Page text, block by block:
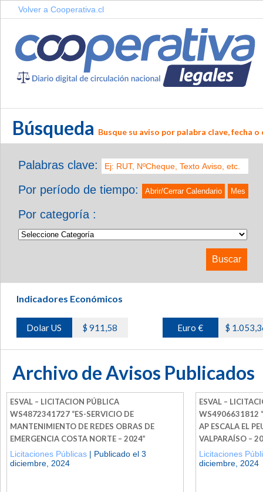
Volver a Cooperativa.cl
Búsqueda Busque su aviso por palabra clave, fecha
Palabras clave:
Por período de tiempo:
Abrir/Cerrar Calendario Mes
Por categoría :
Indicadores Económicos
Dolar US $ 911,58 Euro € $
Archivo de Avisos Publicados
ESVAL – LICITACION PÚBLICA
WS4872341727 “ES-SERVICIO DE
MANTENIMIENTO DE REDES OBRAS DE
EMERGENCIA COSTA NORTE – 2024”
Licitaciones Públicas | Publicado el 3
diciembre, 2024
ESVAL –
WS4906631812
AP ESCALA EL
VALPARAÍSO –
Licitaciones
diciembre, 2024